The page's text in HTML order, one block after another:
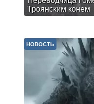
Троянским конем
НОВОСТЬ